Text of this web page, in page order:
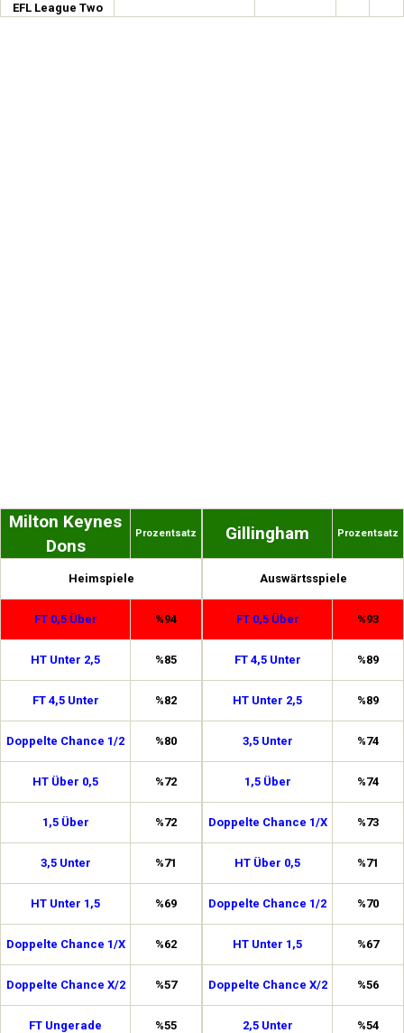
EFL League Two
Milton Keynes
Dons
Prozentsatz
Heimspiele
FT 0,5 Über %94
HT Unter 2,5 %85
FT 4,5 Unter %82
Doppelte Chance 1/2 %80
HT Über 0,5 %72
1,5 Über %72
3,5 Unter %71
HT Unter 1,5 %69
Doppelte Chance 1/X %62
Doppelte Chance X/2 %57
FT Ungerade %55
Gillingham Prozentsatz
Auswärtsspiele
FT 0,5 Über %93
FT 4,5 Unter %89
HT Unter 2,5 %89
3,5 Unter %74
1,5 Über %74
Doppelte Chance 1/X %73
HT Über 0,5 %71
Doppelte Chance 1/2 %70
HT Unter 1,5 %67
Doppelte Chance X/2 %56
2,5 Unter %54